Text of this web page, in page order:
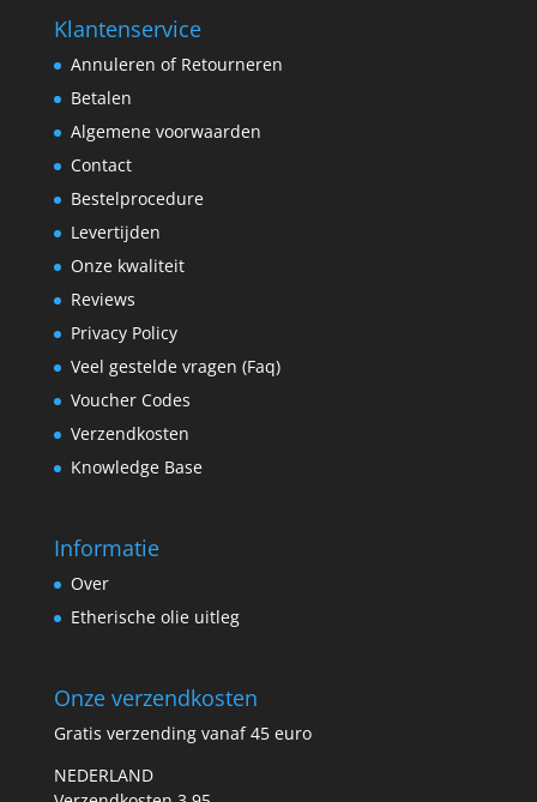
Klantenservice
Annuleren of Retourneren
Betalen
Algemene voorwaarden
Contact
Bestelprocedure
Levertijden
Onze kwaliteit
Reviews
Privacy Policy
Veel gestelde vragen (Faq)
Voucher Codes
Verzendkosten
Knowledge Base
Informatie
Over
Etherische olie uitleg
Onze verzendkosten
Gratis verzending vanaf 45 euro
NEDERLAND